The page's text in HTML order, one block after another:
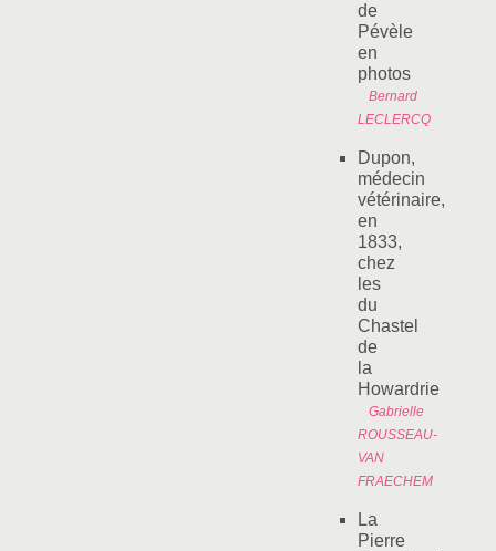
de
Pévèle
en
photos
Bernard
LECLERCQ
Dupon,
médecin
vétérinaire,
en
1833,
chez
les
du
Chastel
de
la
Howardrie
Gabrielle
ROUSSEAU-
VAN
FRAECHEM
La
Pierre